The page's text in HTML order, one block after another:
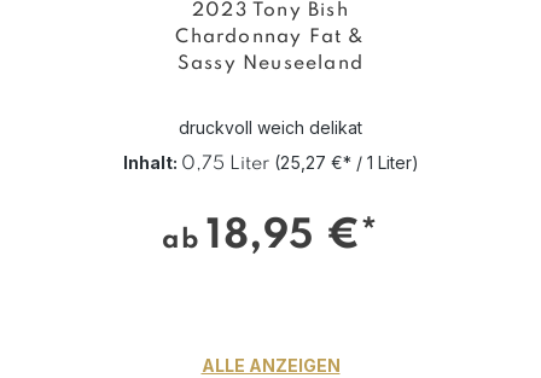
2023 Tony Bish
Chardonnay Fat &
Sassy Neuseeland
druckvoll weich delikat
Inhalt: 0,75 Liter (25,27 €* / 1 Liter)
ab 18,95 €*
ALLE ANZEIGEN